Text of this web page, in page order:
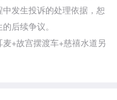
发生投诉的处理依据，恕
后续争议。
麦+故宫摆渡车+慈禧水道另